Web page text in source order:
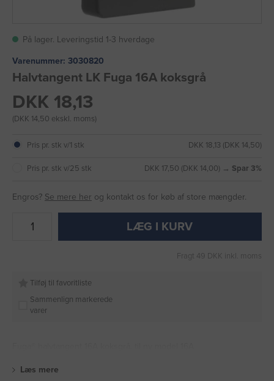
På lager. Leveringstid 1-3 hverdage
Varenummer: 3030820
Halvtangent LK Fuga 16A koksgrå
DKK 18,13
(DKK 14,50 ekskl. moms)
Pris pr. stk v/1 stk DKK 18,13 (DKK 14,50)
Pris pr. stk v/25 stk DKK 17,50 (DKK 14,00) → Spar 3%
Engros? Se mere her og kontakt os for køb af store mængder.
LÆG I KURV
Fragt 49 DKK inkl. moms
Tilføj til favoritliste
Sammenlign markerede
varer
Læs mere